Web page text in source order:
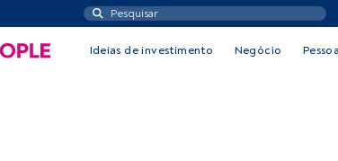
Ideias de investimento Negócio